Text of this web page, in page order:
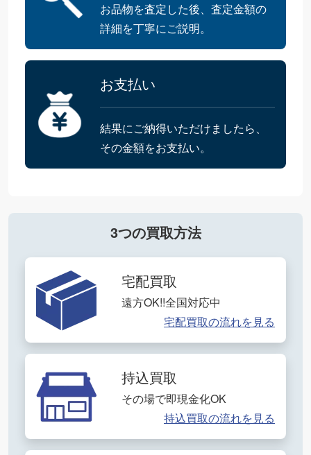
お品物を査定した後、査定金額の
詳細を丁寧にご説明。
お支払い
結果にご納得いただけましたら、
その金額をお支払い。
3つの買取方法
宅配買取
遠方OK!!全国対応中
宅配買取の流れを見る
持込買取
その場で即現金化OK
持込買取の流れを見る